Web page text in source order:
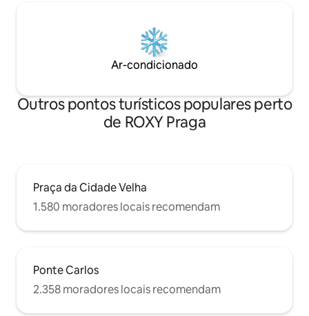
Ar-condicionado
Outros pontos turísticos populares perto
de ROXY Praga
Praça da Cidade Velha
1.580 moradores locais recomendam
Ponte Carlos
2.358 moradores locais recomendam